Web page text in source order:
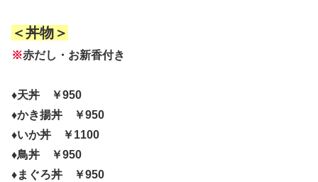
＜丼物＞
※赤だし・お新香付き
♦天丼 ￥950
♦かき揚丼 ￥950
♦いか丼 ￥1100
♦鳥丼 ￥950
♦まぐろ丼 ￥950